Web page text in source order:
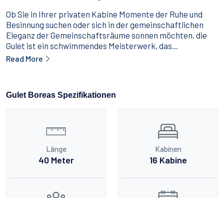
Ob Sie in Ihrer privaten Kabine Momente der Ruhe und
Besinnung suchen oder sich in der gemeinschaftlichen
Eleganz der Gemeinschaftsräume sonnen möchten, die
Gulet ist ein schwimmendes Meisterwerk, das...
Read More
Gulet Boreas Spezifikationen
Länge
40 Meter
Kabinen
16 Kabine